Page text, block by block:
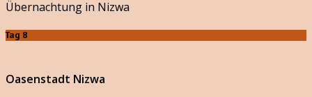
Übernachtung in Nizwa
Tag 8
Oasenstadt Nizwa